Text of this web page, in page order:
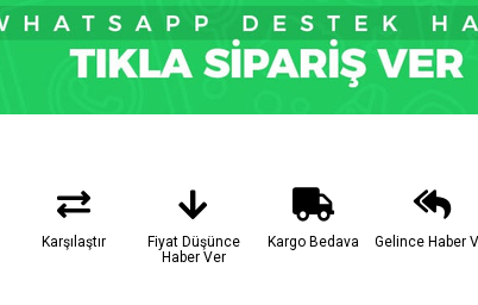
Karşılaştır
Fiyat Düşünce
Haber Ver
Kargo Bedava Gelince Haber